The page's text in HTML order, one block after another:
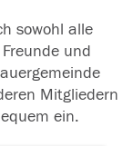
sowohl alle
und
Mitgliedern
ein.